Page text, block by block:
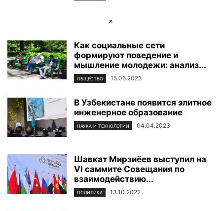
×
Как социальные сети
формируют поведение и
мышление молодежи: анализ...
ОБЩЕСТВО 15.06.2023
В Узбекистане появится элитное
инженерное образование
НАУКА И ТЕХНОЛОГИИ 04.04.2023
Шавкат Мирзиёев выступил на
VI саммите Совещания по
взаимодействию...
ПОЛИТИКА 13.10.2022